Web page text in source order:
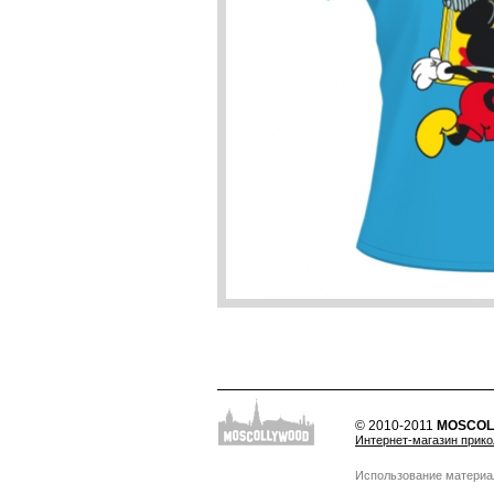
© 2010-2011
Интернет-магазин
Использование